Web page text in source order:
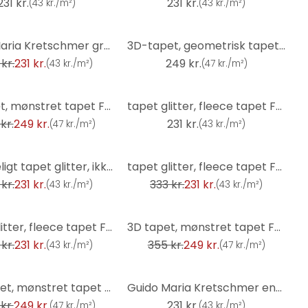
(43 kr./m²) (43 kr./m²)
Guido Maria Kretschmer grafisk tapet Waves of Light Fashion for Walls 5 gold
231 kr.(43 kr./m²)
3D-tapet, geometrisk tapet Fashion for Walls 4 af Guido Maria Kretschmer beige
249 kr.(47 kr./m²)
3D tapet, mønstret tapet Fashion for Walls 4 af Guido Maria Kretschmer creme
249 kr.(47 kr./m²)
tapet glitter, fleece tapet Fashion for Walls 4 af Guido Maria Kretschmer guld
231 kr.(43 kr./m²)
Almindeligt tapet glitter, ikke-vævet tapet Fashion for Walls 4 af Guido Maria Kretschmer hvid
231 kr.(43 kr./m²)
tapet glitter, fleece tapet Fashion for Walls 4 af Guido Maria Kretschmer lilla
333 kr.231 kr.(43 kr./m²)
tapet glitter, fleece tapet Fashion for Walls 4 af Guido Maria Kretschmer turkis
231 kr.(43 kr./m²)
3D tapet, mønstret tapet Fashion for Walls 4 af Guido Maria Kretschmer lilla
355 kr.249 kr.(47 kr./m²)
Bladtapet, mønstret tapet Fashion for Walls 4 af Guido Maria Kretschmer grå
Guido Maria Kretschmer enhedstapet Echo & Soft Loom Fashion for Walls 5 creme